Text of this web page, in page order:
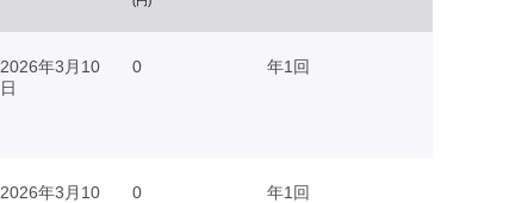
2026年3月10
日
0 年1回
2026年3月10
0 年1回